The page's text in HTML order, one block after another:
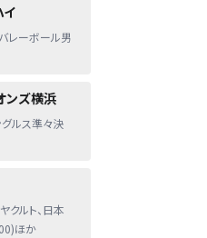
イ
バレーボール男
ンズ横浜
ルス準々決
クルト、日本
ほか